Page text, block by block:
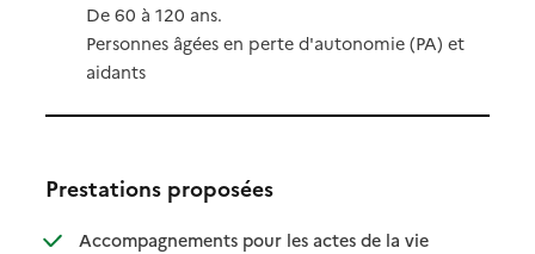
De 60 à 120 ans.
Personnes âgées en perte d'autonomie (PA) et
aidants
Prestations proposées
Accompagnements pour les actes de la vie